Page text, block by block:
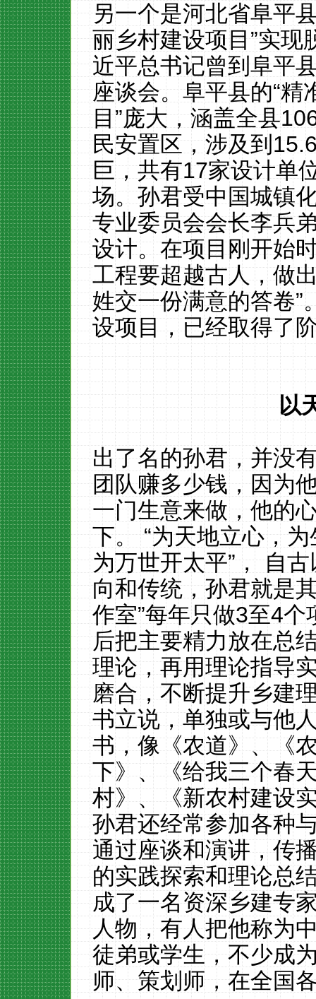
另一个是河北省阜平
丽乡村建设项目”实
近平总书记曾到阜平
座谈会。阜平县的“精
目”庞大，涵盖全县
民安置区，涉及到
巨，共有17家设计单
场。孙君受中国城镇
专业委员会会长李兵
设计。在项目刚开始
工程要超越古人，做
姓交一份满意的答卷”
设项目，已经取得了
以
出了名的孙君，并没
团队赚多少钱，因为
一门生意来做，他的
下。 “为天地立心，
为万世开太平”， 自
向和传统，孙君就是
作室”每年只做3至4个
后把主要精力放在总
理论，再用理论指导
磨合，不断提升乡建
书立说，单独或与他
书，像《农道》、《
下》、《给我三个春
村》、《新农村建设
孙君还经常参加各种
通过座谈和演讲，传
的实践探索和理论总
成了一名资深乡建专
人物，有人把他称为
徒弟或学生，不少成
师、策划师，在全国